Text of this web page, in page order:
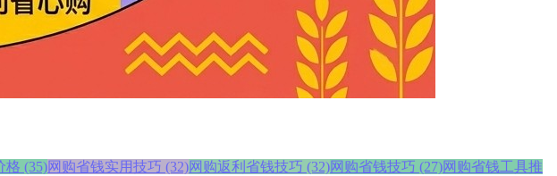
格 (35)网购省钱实用技巧 (32)网购返利省钱技巧 (32)网购省钱技巧 (27)网购省钱工具推